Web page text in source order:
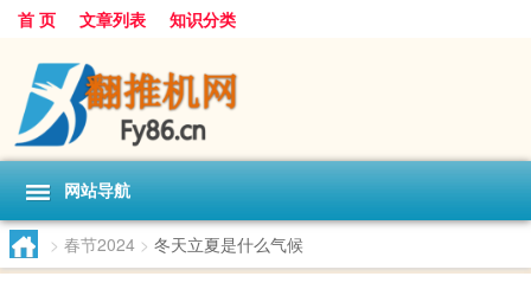
首 页 文章列表 知识分类
网站导航
> 春节2024 > 冬天立夏是什么气候